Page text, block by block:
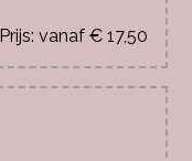
vanaf € 17,50